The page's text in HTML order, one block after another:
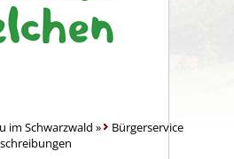
im Schwarzwald »
Bürgerservice